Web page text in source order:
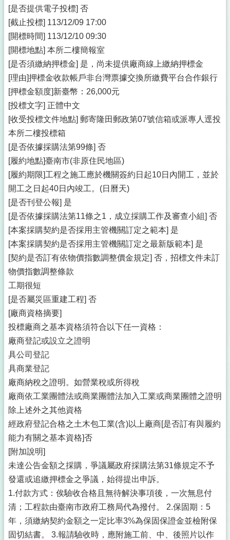
[是否提供電子投標] 否
[截止投標] 113/12/09 17:00
[開標時間] 113/12/10 09:30
[開標地點] 本所二樓簡報室
[是否須繳納押標金] 是，尚未提供廠商線上繳納押標金
[理由]押標金收款帳戶非台灣票據交換所繳費平台合作銀行
[押標金額度]新臺幣：26,000元
[投標文字] 正體中文
[收受投標文件地點] 郵寄隆田郵政第07號信箱或派專人逕投
本所二樓投標箱
[是否依據採購法第99條] 否
[履約地點]臺南市(非原住民地區)
[履約期限]工程之施工應於機關簽約日起10日內開工，並於
開工之日起40日內竣工。(日曆天)
[是否刊登公報] 是
[是否依據採購法第11條之1，成立採購工作及審查小組] 否
[本案採購契約是否採用主管機關訂定之範本] 是
[本案採購契約是否採用主管機關訂定之最新版範本] 是
[契約是否訂有依物價指數調整價金規定] 否，招標文件未訂
物價指數調整條款
工期很短
[是否屬災區重建工程] 否
[廠商資格摘要]
投標廠商之基本資格須符合以下任一資格：
廠商登記或設立之證明
具公司登記
具商業登記
廠商納稅之證明。如營業稅或所得稅
廠商依工業團體法或商業團體法加入工業或商業團體之證明
除上述外之其他資格
經政府登記合格之土木包工業(含)以上廠商[是否訂有與履約
能力有關之基本資格]否
[附加說明]
未達公告金額之採購，爭議屬政府採購法第31條規定不予
發還或追繳押標金之爭議，始得提出申訴。
1.付款方式：俟驗收合格且無待解決事項後，一次無息付
清；工程款由臺南市政府工務局代為撥付。 2.保固期：5
年，須繳納契約金額之一定比率3%為保固保證金並檢附保
固切結書。 3.報請驗收時，應附施工前、中、後照片以作